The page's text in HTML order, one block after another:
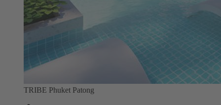
TRIBE Phuket Patong